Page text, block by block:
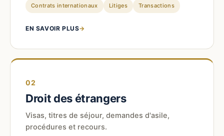
Contrats internationaux Litiges Transactions
EN SAVOIR PLUS→
02
Droit des étrangers
Visas, titres de séjour, demandes d'asile,
procédures et recours.